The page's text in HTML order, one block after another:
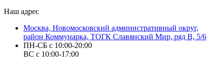
Наш адрес
Москва, Новомосковский административный округ,
район Коммунарка, ТОГК Славянский Мир, ряд В, 5/6
ПН-СБ с 10:00-20:00
ВС с 10:00-17:00